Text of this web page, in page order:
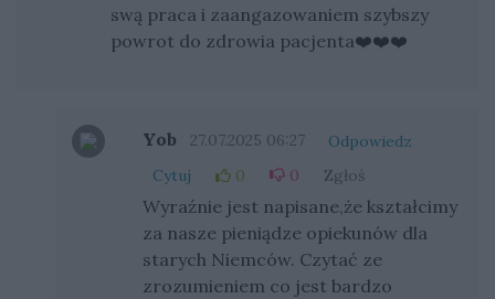
swą praca i zaangazowaniem szybszy
powrot do zdrowia pacjenta❤️❤️❤️
Yob 27.07.2025 06:27
Odpowiedz
Cytuj
0 0 Zgłoś
Wyraźnie jest napisane,że kształcimy
za nasze pieniądze opiekunów dla
starych Niemców. Czytać ze
zrozumieniem co jest bardzo